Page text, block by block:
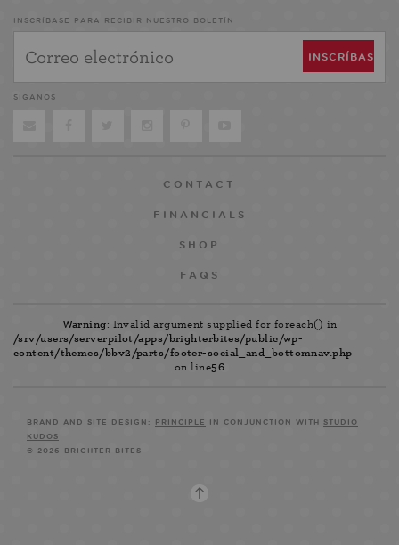
INSCRÍBASE PARA RECIBIR NUESTRO BOLETÍN
SÍGANOS
CONTACT
FINANCIALS
SHOP
FAQS
Warning: Invalid argument supplied for foreach() in
/srv/users/serverpilot/apps/brighterbites/public/wp-
content/themes/bbv2/parts/footer-social_and_bottomnav.php
on line56
BRAND AND SITE DESIGN: PRINCIPLE IN CONJUNCTION WITH STUDIO
KUDOS
© 2026 BRIGHTER BITES